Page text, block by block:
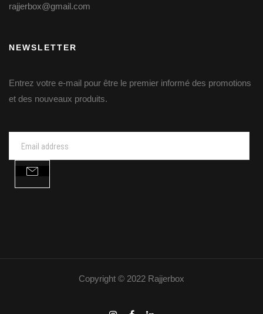
rajjerbox@gmail.com
NEWSLETTER
Entrez votre e-mail pour être le premier informé des promotions
et des nouveaux produits.
Copyright © 2022 Rajjerbox